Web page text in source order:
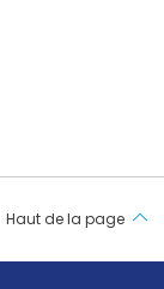
Haut de la page